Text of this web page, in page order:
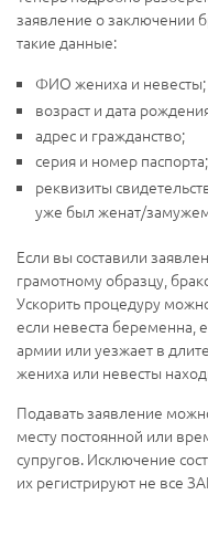
заявление о заключении
такие данные:
ФИО жениха и невесты;
возраст и дата
адрес и гражданство;
серия и номер паспорта;
реквизиты
уже был женат/
Если вы составили
грамотному образцу,
Ускорить процедуру
если невеста беременна,
армии или уезжает в
жениха или невесты
Подавать заявление
месту постоянной или
супругов. Исключение
их регистрируют не все